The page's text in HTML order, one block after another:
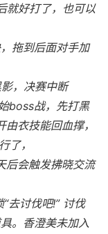
就好打了，也可以
拖到后面对手加
，决赛中断
boss战，先打黑
衣技能回血撑，
了，
后会触发拂晓交流
去讨伐吧!” 讨伐
。香澄美未加入